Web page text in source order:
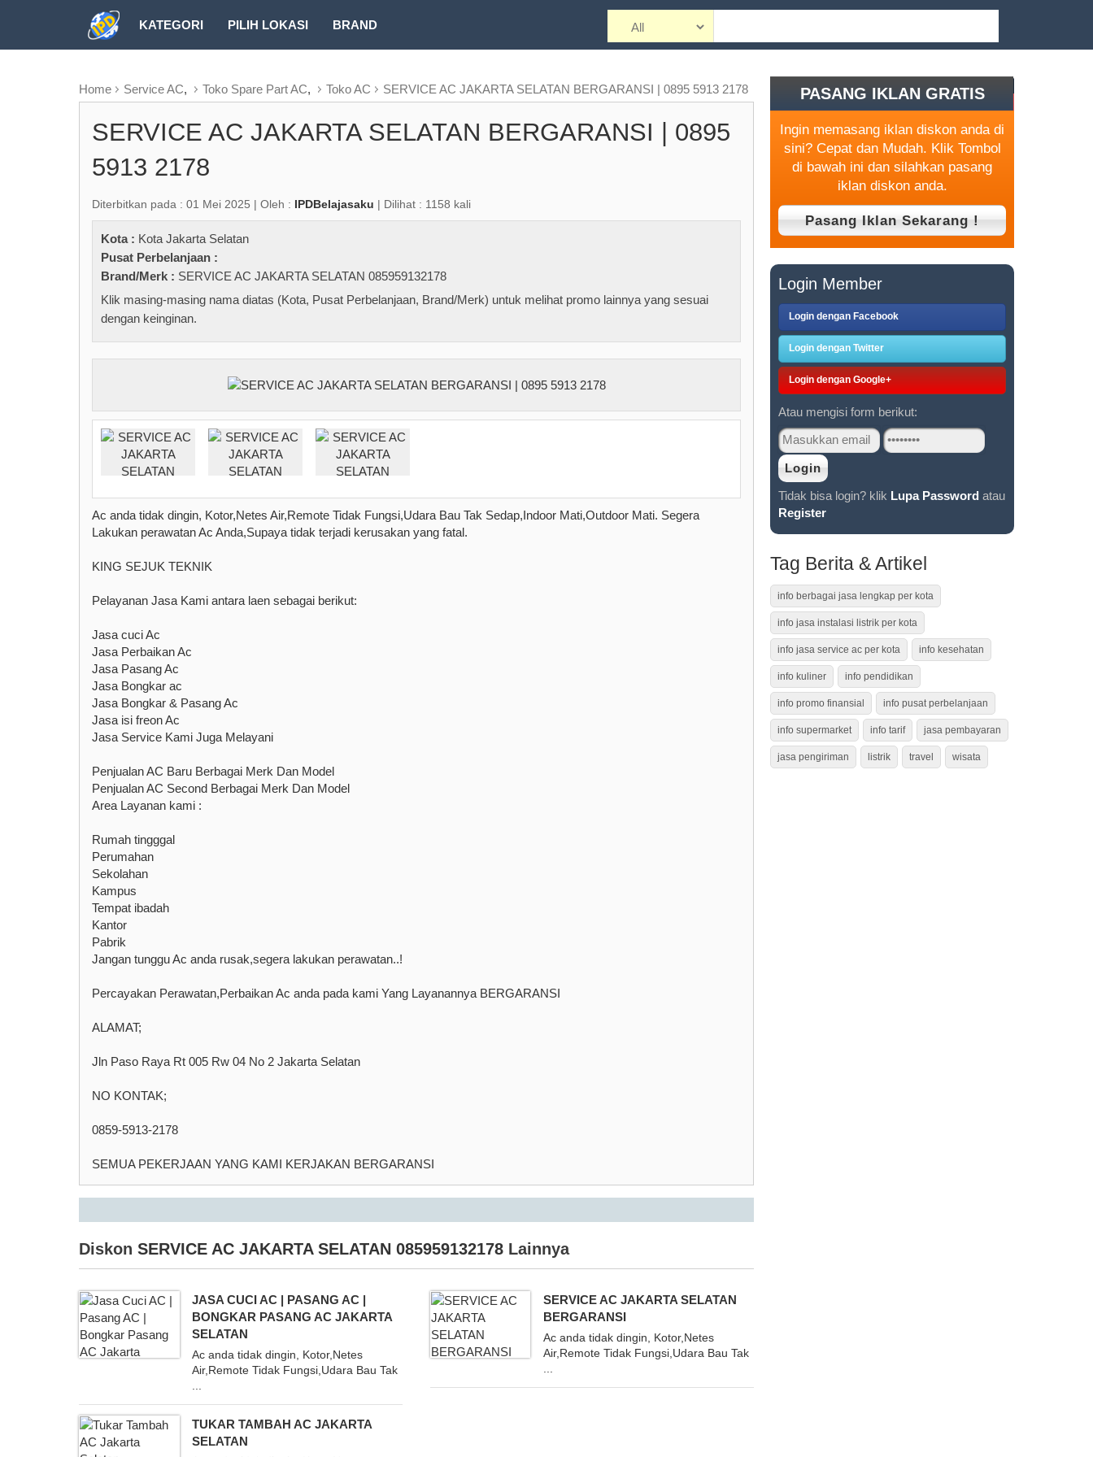
KATEGORI PILIH LOKASI BRAND
Home
Service AC, Toko Spare Part AC, Toko AC SERVICE AC JAKARTA SELATAN BERGARANSI | 0895 5913 2178
SERVICE AC JAKARTA SELATAN BERGARANSI | 0895
5913 2178
Diterbitkan pada : 01 Mei 2025 | Oleh : IPDBelajasaku | Dilihat : 1158 kali
Kota : Kota Jakarta Selatan
Pusat Perbelanjaan :
Brand/Merk : SERVICE AC JAKARTA SELATAN 085959132178
Klik masing-masing nama diatas (Kota, Pusat Perbelanjaan, Brand/Merk) untuk melihat promo lainnya yang sesuai
dengan keinginan.
Ac anda tidak dingin, Kotor,Netes Air,Remote Tidak Fungsi,Udara Bau Tak Sedap,Indoor Mati,Outdoor Mati. Segera
Lakukan perawatan Ac Anda,Supaya tidak terjadi kerusakan yang fatal.
KING SEJUK TEKNIK
Pelayanan Jasa Kami antara laen sebagai berikut:
Jasa cuci Ac
Jasa Perbaikan Ac
Jasa Pasang Ac
Jasa Bongkar ac
Jasa Bongkar & Pasang Ac
Jasa isi freon Ac
Jasa Service Kami Juga Melayani
Penjualan AC Baru Berbagai Merk Dan Model
Penjualan AC Second Berbagai Merk Dan Model
Area Layanan kami :
Rumah tingggal
Perumahan
Sekolahan
Kampus
Tempat ibadah
Kantor
Pabrik
Jangan tunggu Ac anda rusak,segera lakukan perawatan..!
Percayakan Perawatan,Perbaikan Ac anda pada kami Yang Layanannya BERGARANSI
ALAMAT;
Jln Paso Raya Rt 005 Rw 04 No 2 Jakarta Selatan
NO KONTAK;
0859-5913-2178
SEMUA PEKERJAAN YANG KAMI KERJAKAN BERGARANSI
Diskon SERVICE AC JAKARTA SELATAN 085959132178 Lainnya
JASA CUCI AC | PASANG AC |
BONGKAR PASANG AC JAKARTA
SELATAN
Ac anda tidak dingin, Kotor,Netes
Air,Remote Tidak Fungsi,Udara Bau Tak
SERVICE AC JAKARTA SELATAN
BERGARANSI
Ac anda tidak dingin, Kotor,Netes
Air,Remote Tidak Fungsi,Udara Bau Tak
TUKAR TAMBAH AC JAKARTA
SELATAN
PASANG IKLAN GRATIS
Ingin memasang iklan diskon anda di
sini? Cepat dan Mudah. Klik Tombol
di bawah ini dan silahkan pasang
iklan diskon anda.
Login Member
Login dengan Facebook
Login dengan Twitter
Login dengan Google+
Atau mengisi form berikut:
Tidak bisa login? klik Lupa Password atau
Register
Tag Berita & Artikel
info berbagai jasa lengkap per kota
info jasa instalasi listrik per kota
info jasa service ac per kota info kesehatan
info kuliner info pendidikan
info promo finansial info pusat perbelanjaan
info supermarket info tarif jasa pembayaran
jasa pengiriman listrik travel wisata